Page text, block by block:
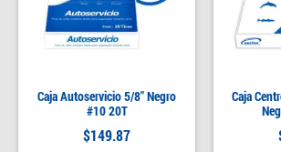
Caja Autoservicio 5/8″ Negro
#10 20T
$149.87
Caja